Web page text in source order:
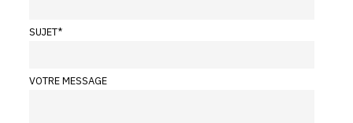
SUJET*
VOTRE MESSAGE